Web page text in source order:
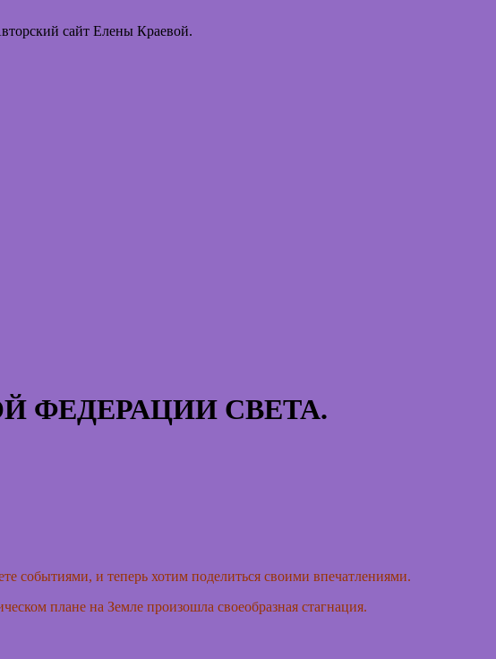
сайт Елены Краевой.
ФЕДЕРАЦИИ СВЕТА.
событиями, и теперь хотим поделиться своими впечатлениями.
плане на Земле произошла своеобразная стагнация.